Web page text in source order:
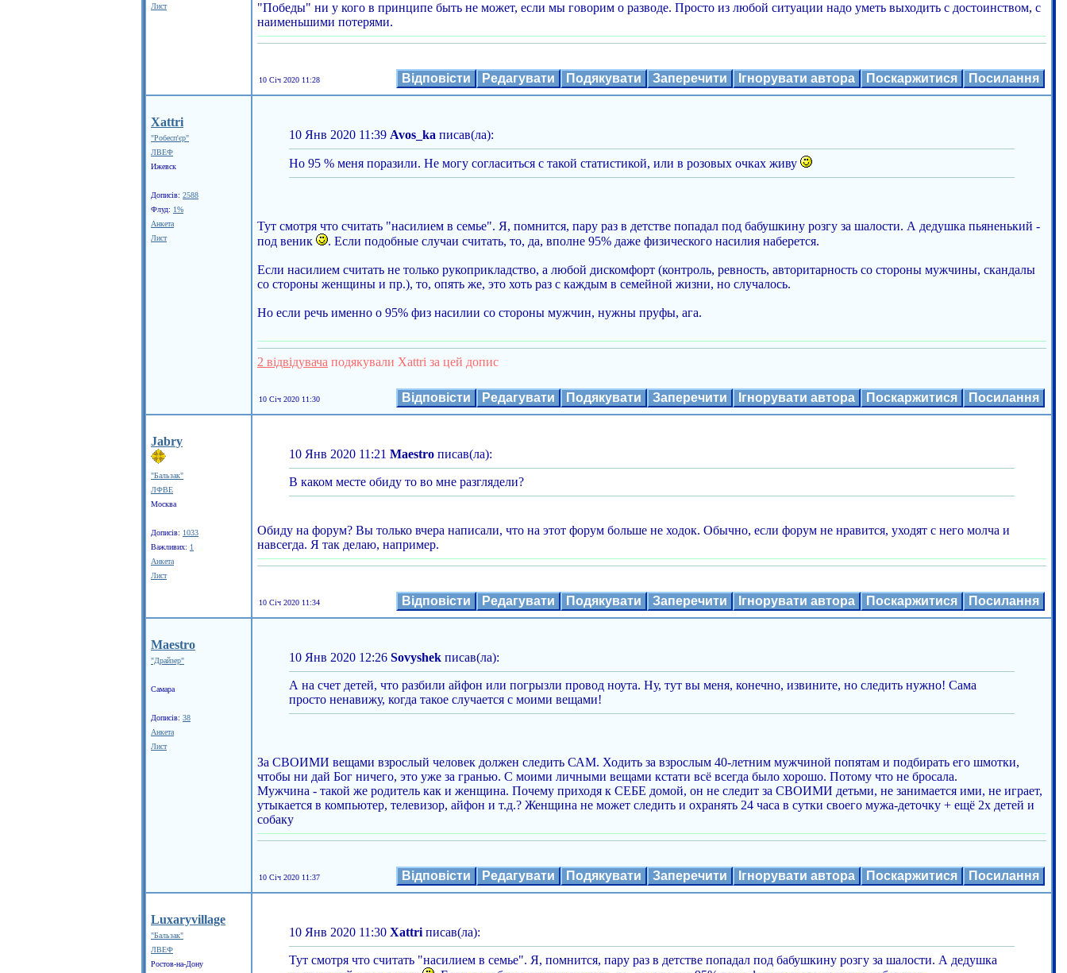
Лист
"Победы" ни у кого в принципе быть не может, если мы говорим о разводе. Просто из любой ситуации надо уметь выходить с достоинством, с
наименьшими потерями.
10 Січ 2020 11:28 Відповісти Редагувати Подякувати Заперечити Ігнорувати автора Поскаржитися Посилання
Xattri
"Робесп'єр"
ЛВЕФ
Ижевск
Дописів: 2588
Флуд: 1%
Анкета
Лист
10 Янв 2020 11:39 Avos_ka писав(ла):
Но 95 % меня поразили. Не могу согласиться с такой статистикой, или в розовых очках живу
Тут смотря что считать "насилием в семье". Я, помнится, пару раз в детстве попадал под бабушкину розгу за шалости. А дедушка пьяненький -
под веник
. Если подобные случаи считать, то, да, вполне 95% даже физического насилия наберется.
Если насилием считать не только рукоприкладство, а любой дискомфорт (контроль, ревность, авторитарность со стороны мужчины, скандалы
со стороны женщины и пр.), то, опять же, это хоть раз с каждым в семейной жизни, но случалось.
Но если речь именно о 95% физ насилии со стороны мужчин, нужны пруфы, ага.
2 відвідувача подякували Xattri за цей допис
10 Січ 2020 11:30 Відповісти Редагувати Подякувати Заперечити Ігнорувати автора Поскаржитися Посилання
Jabry
"Бальзак"
ЛФВЕ
Москва
Дописів: 1033
Важливих: 1
Анкета
Лист
10 Янв 2020 11:21 Maestro писав(ла):
В каком месте обиду то во мне разглядели?
Обиду на форум? Вы только вчера написали, что на этот форум больше не ходок. Обычно, если форум не нравится, уходят с него молча и
навсегда. Я так делаю, например.
10 Січ 2020 11:34 Відповісти Редагувати Подякувати Заперечити Ігнорувати автора Поскаржитися Посилання
Maestro
"Драйзер"
Самара
Дописів: 38
Анкета
Лист
10 Янв 2020 12:26 Sovyshek писав(ла):
А на счет детей, что разбили айфон или погрызли провод ноута. Ну, тут вы меня, конечно, извините, но следить нужно! Сама
просто ненавижу, когда такое случается с моими вещами!
За СВОИМИ вещами взрослый человек должен следить САМ. Ходить за взрослым 40-летним мужчиной попятам и подбирать его шмотки,
чтобы ни дай Бог ничего, это уже за гранью. С моими личными вещами кстати всё всегда было хорошо. Потому что не бросала.
Мужчина - такой же родитель как и женщина. Почему приходя к СЕБЕ домой, он не следит за СВОИМИ детьми, не занимается ими, не играет,
утыкается в компьютер, телевизор, айфон и т.д.? Женщина не может следить и охранять 24 часа в сутки своего мужа-деточку + ещё 2х детей и
собаку
10 Січ 2020 11:37 Відповісти Редагувати Подякувати Заперечити Ігнорувати автора Поскаржитися Посилання
Luxaryvillage
"Бальзак"
ЛВЕФ
Ростов-на-Дону
10 Янв 2020 11:30 Xattri писав(ла):
Тут смотря что считать "насилием в семье". Я, помнится, пару раз в детстве попадал под бабушкину розгу за шалости. А дедушка